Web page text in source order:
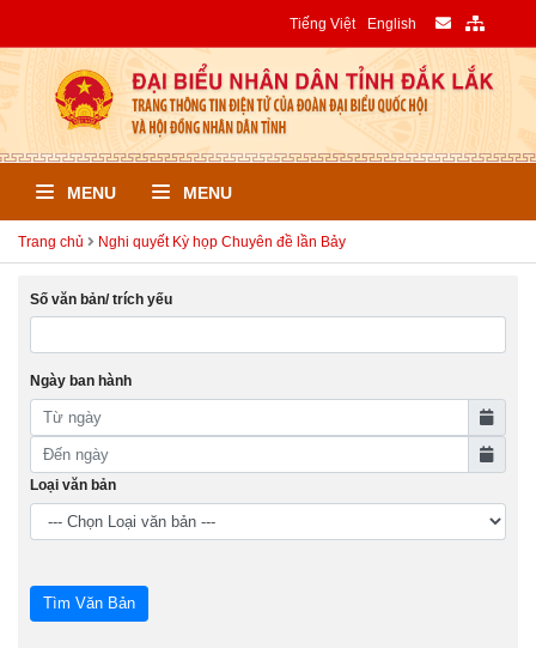
Tiếng Việt English
MENU MENU
Trang chủ Nghi quyết Kỳ họp Chuyên đề lần Bảy
Số văn bản/ trích yếu
Ngày ban hành
Loại văn bản